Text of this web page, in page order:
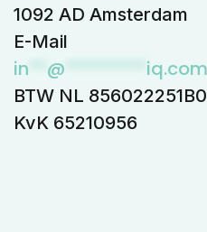
1092 AD Amsterdam
E-Mail
in @ iq.com
BTW NL
KvK 65210956